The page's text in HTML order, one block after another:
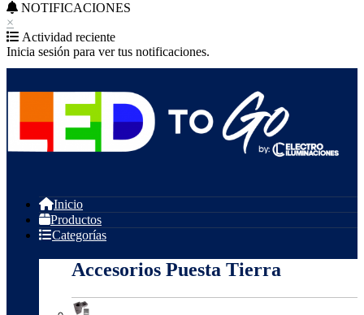
NOTIFICACIONES
×
Actividad reciente
Inicia sesión para ver tus notificaciones.
Inicio
Productos
Categorías
Accesorios Puesta Tierra